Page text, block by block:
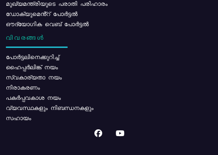
മുഖ്യമന്ത്രിയുടെ പരാതി പരിഹാരം
ഡോക്യുമെൻ്റ് പോർട്ടൽ
ഔദ്യോഗിക വെബ് പോർട്ടൽ
വിവരങ്ങൾ
പോര്‍ട്ടലിനെക്കുറിച്ച്
ഹൈപ്പർലിങ്ക് നയം
സ്വകാര്യതാ നയം
നിരാകരണം
പകർപ്പവകാശ നയം
വ്യവസ്ഥകളും നിബന്ധനകളും
സഹായം